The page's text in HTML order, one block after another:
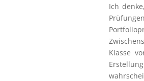
Ich
Klasse